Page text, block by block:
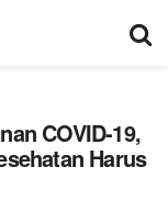
COVID-19,
Harus